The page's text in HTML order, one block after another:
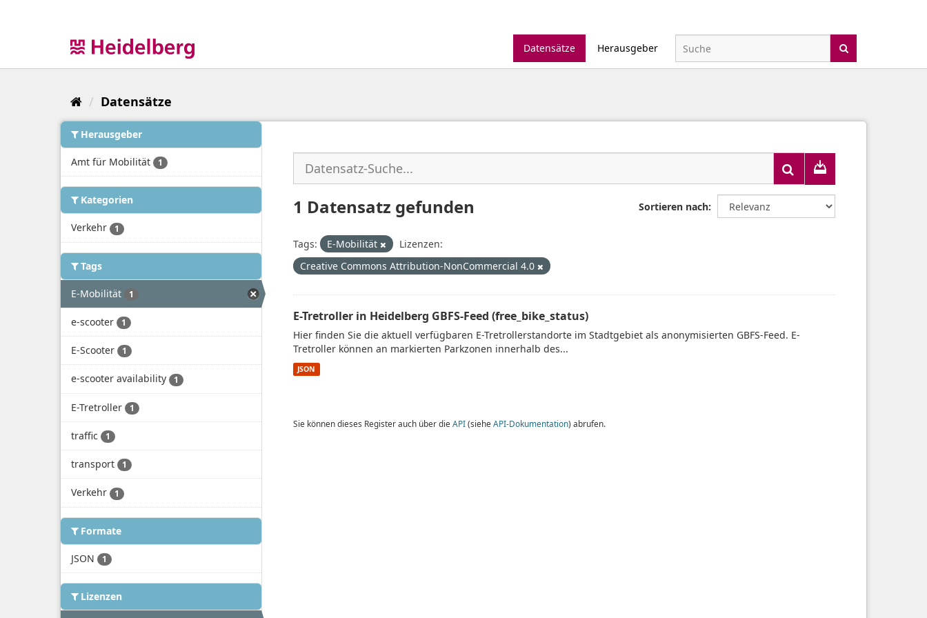
Datensätze
Herausgeber
Datensätze
Herausgeber
Amt für Mobilität 1
Kategorien
Verkehr 1
Tags
E-Mobilität 1
e-scooter 1
E-Scooter 1
e-scooter availability 1
E-Tretroller 1
traffic 1
transport 1
Verkehr 1
Formate
JSON 1
Lizenzen
Sortieren nach
1 Datensatz gefunden
Tags: E-Mobilität
Lizenzen:
Creative Commons Attribution-NonCommercial 4.0
E-Tretroller in Heidelberg GBFS-Feed (free_bike_status)
Hier finden Sie die aktuell verfügbaren E-Tretrollerstandorte im Stadtgebiet als anonymisierten GBFS-Feed. E-
Tretroller können an markierten Parkzonen innerhalb des...
JSON
Sie können dieses Register auch über die API(siehe API-Dokumentation) abrufen.